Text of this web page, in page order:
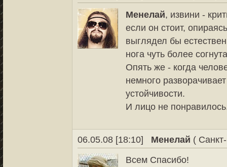
Менелай, извини -
если он стоит,
выглядел бы
нога чуть более
Опять же - когда
немного
устойчивости.
И лицо не
06.05.08 [18:10] Менелай (
Всем Спасибо!